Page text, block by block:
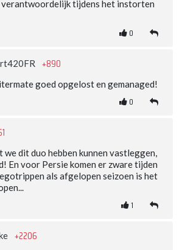
verantwoordelijk tijdens het instorten
0
+890
goed opgelost en gemanaged!
0
we dit duo hebben kunnen vastleggen,
En voor Persie komen er zware tijden
als afgelopen seizoen is het
1
+2206